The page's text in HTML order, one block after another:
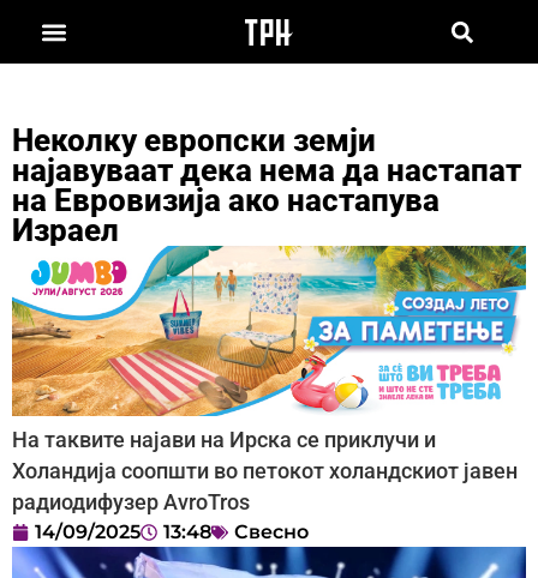
Неколку европски земји
најавуваат дека нема да настапат
на Евровизија ако настапува
Израел
На таквите најави на Ирска се приклучи и
Холандија соопшти во петокот холандскиот јавен
радиодифузер AvroTros
14/09/2025 13:48 Свесно